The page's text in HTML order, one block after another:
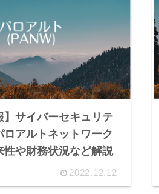
】サイバーセキュリテ
ロアルトネットワーク
性や財務状況など解説
2022.12.12